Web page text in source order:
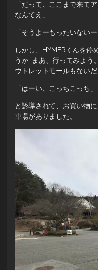
「だって、ここまで来て
なんてえ」
「そうよーもったいないー
しかし、HYMERくんを停
うか…まあ、行ってみよう
ウトレットモールもないだ
「はーい、こっちこっち」
と誘導されて、お買い物
車場がありました。